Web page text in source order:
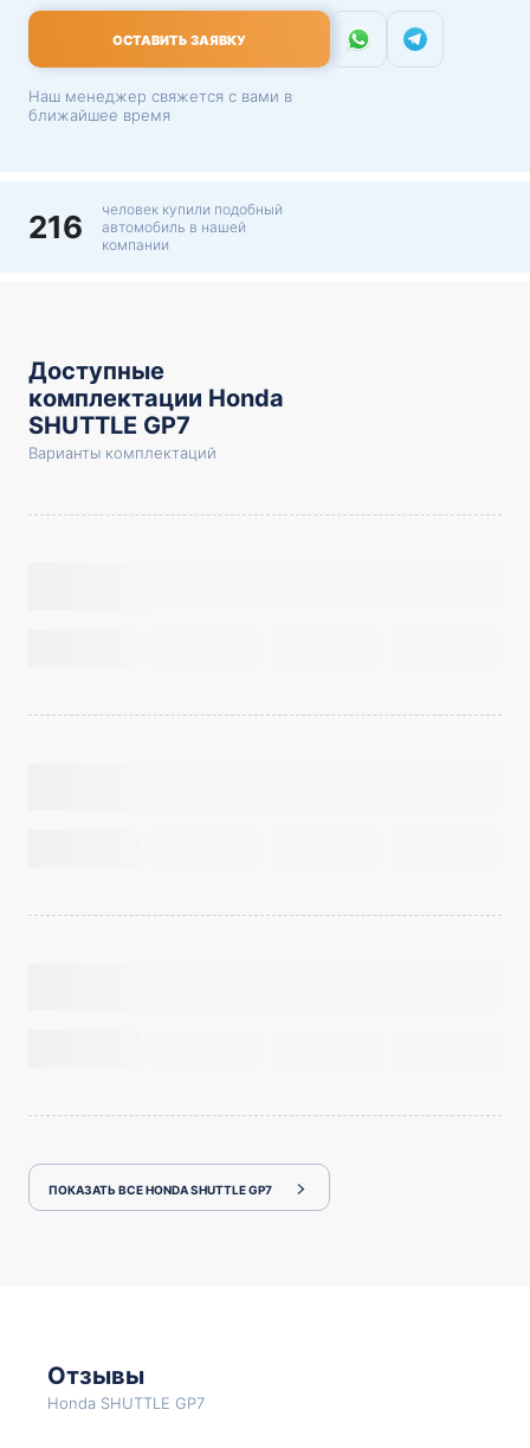
ОСТАВИТЬ ЗАЯВКУ
Наш менеджер свяжется с вами в
ближайшее время
216
человек купили подобный
автомобиль в нашей
компании
Доступные
комплектации Honda
SHUTTLE GP7
Варианты комплектаций
ПОКАЗАТЬ ВСЕ HONDA SHUTTLE GP7
Отзывы
Honda SHUTTLE GP7